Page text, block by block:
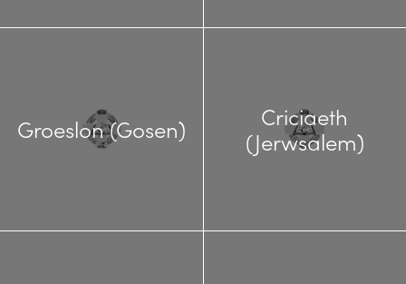
Groeslon (Gosen)
Criciaeth
(Jerwsalem)